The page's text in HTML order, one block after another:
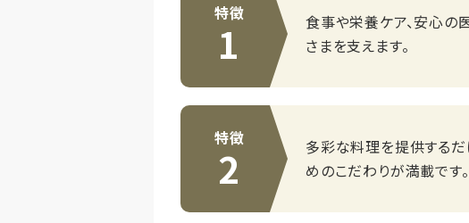
特徴
1
食事や栄養ケア、安心の
さまを支えます。
特徴
2
多彩な料理を提供するだ
めのこだわりが満載です。